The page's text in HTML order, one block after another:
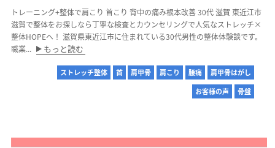
トレーニング+整体で肩こり 首こり 背中の痛み根本改善 30代 滋賀 東近江市
滋賀で整体をお探しなら丁寧な検査とカウンセリングで人気なストレッチ×
整体HOPEへ！ 滋賀県東近江市に住まれている30代男性の整体体験談です。
職業...
もっと読む
ストレッチ整体 首 肩甲骨 肩こり 腰痛
肩甲骨はがし
お客様の声
骨盤